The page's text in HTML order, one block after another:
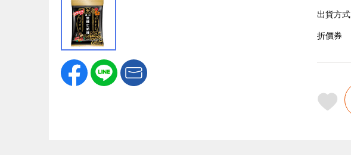
出貨方式
折價券